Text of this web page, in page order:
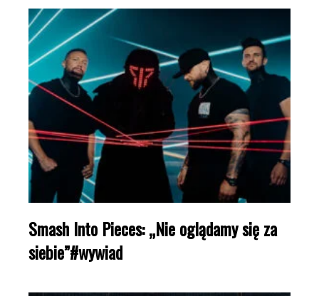
Smash Into Pieces: „Nie oglądamy się za
siebie”#wywiad